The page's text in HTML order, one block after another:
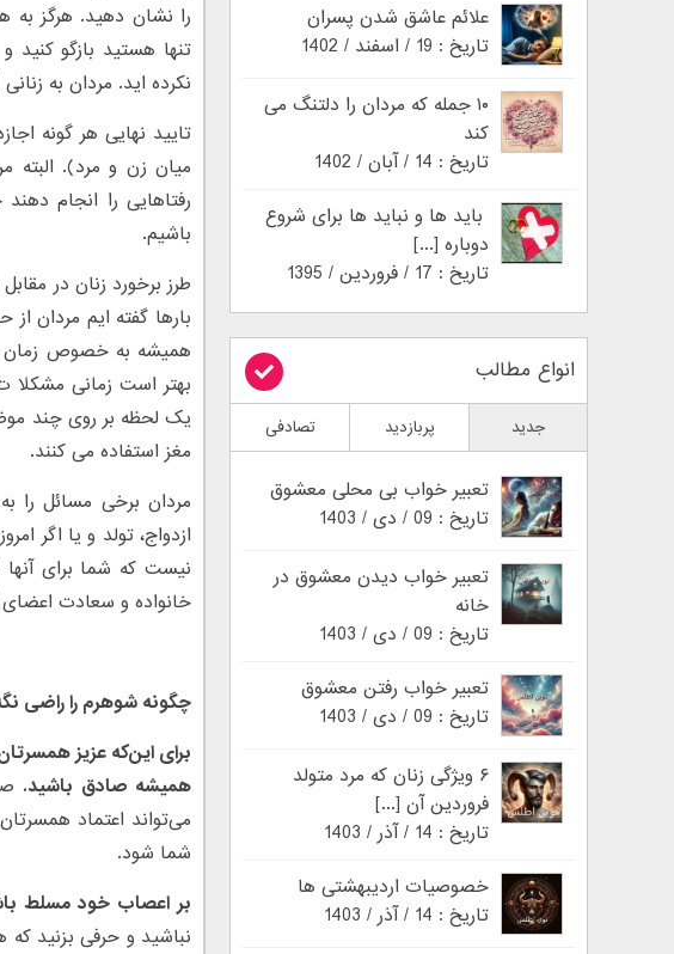
را نشان دهید. هرگز به
تنها هستید بازگو
نکرده اید. مردان به
تایید نهایی هر گونه
میان زن و مرد). البته
رفتاهایی را انجام
باشیم.
طرز برخورد زنان در
بارها گفته ایم مردان
همیشه به خصوص زمان
بهتر است زمانی مشکلا
یک لحظه بر روی چند
مغز استفاده می کنند.
مردان برخی مسائل را
ازدواج، تولد و یا اگر
نیست که شما برای
خانواده و سعادت
چگونه شوهرم را راضی
برای این‌که عزیز
همیشه صادق باشید.
می‌تواند اعتماد
شما شود.
بر اعصاب خود مسلط
نباشید و حرفی بزنید
علائم عاشق شدن پسران
تاریخ : 19 / اسفند / 1402
۱۰ جمله که مردان را دلتنگ می
کند
تاریخ : 14 / آبان / 1402
باید ها و نباید ها برای شروع
دوباره [...]
تاریخ : 17 / فروردین / 1395
انواع مطالب
جدید پربازدید تصادفی
تعبیر خواب بی محلی معشوق
تاریخ : 09 / دی / 1403
تعبیر خواب دیدن معشوق در
خانه
تاریخ : 09 / دی / 1403
تعبیر خواب رفتن معشوق
تاریخ : 09 / دی / 1403
۶ ویژگی زنان که مرد متولد
فروردین آن [...]
تاریخ : 14 / آذر / 1403
خصوصیات اردیبهشتی ها
تاریخ : 14 / آذر / 1403